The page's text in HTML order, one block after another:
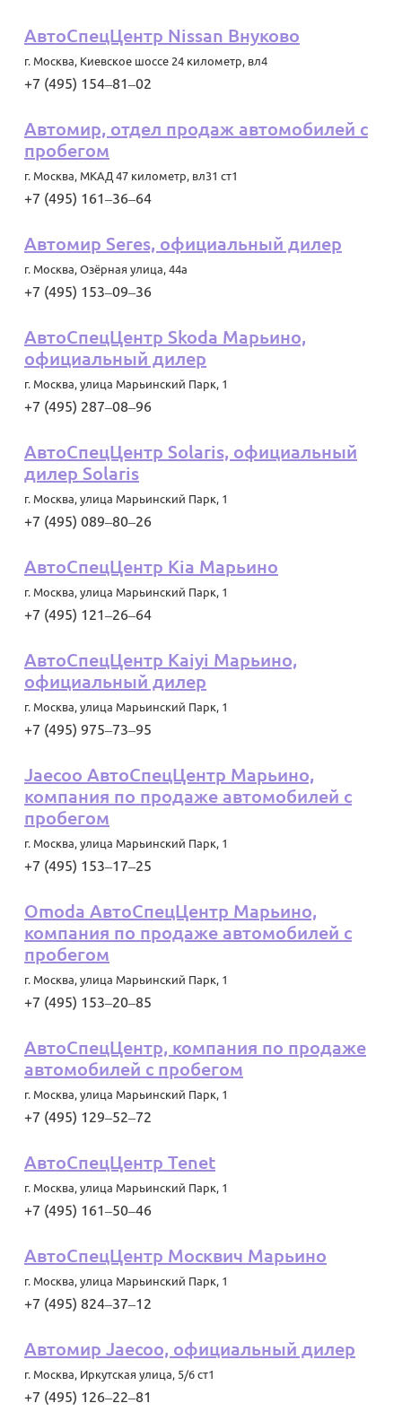
АвтоСпецЦентр Nissan Внуково
г. Москва, Киевское шоссе 24 километр, вл4
+7 (495) 154‒81‒02
Автомир, отдел продаж автомобилей с
пробегом
г. Москва, МКАД 47 километр, вл31 ст1
+7 (495) 161‒36‒64
Автомир Seres, официальный дилер
г. Москва, Озёрная улица, 44а
+7 (495) 153‒09‒36
АвтоСпецЦентр Skoda Марьино,
официальный дилер
г. Москва, улица Марьинский Парк, 1
+7 (495) 287‒08‒96
АвтоСпецЦентр Solaris, официальный
дилер Solaris
г. Москва, улица Марьинский Парк, 1
+7 (495) 089‒80‒26
АвтоСпецЦентр Kia Марьино
г. Москва, улица Марьинский Парк, 1
+7 (495) 121‒26‒64
АвтоСпецЦентр Kaiyi Марьино,
официальный дилер
г. Москва, улица Марьинский Парк, 1
+7 (495) 975‒73‒95
Jaecoo АвтоСпецЦентр Марьино,
компания по продаже автомобилей с
пробегом
г. Москва, улица Марьинский Парк, 1
+7 (495) 153‒17‒25
Omoda АвтоСпецЦентр Марьино,
компания по продаже автомобилей с
пробегом
г. Москва, улица Марьинский Парк, 1
+7 (495) 153‒20‒85
АвтоСпецЦентр, компания по продаже
автомобилей с пробегом
г. Москва, улица Марьинский Парк, 1
+7 (495) 129‒52‒72
АвтоСпецЦентр Tenet
г. Москва, улица Марьинский Парк, 1
+7 (495) 161‒50‒46
АвтоСпецЦентр Москвич Марьино
г. Москва, улица Марьинский Парк, 1
+7 (495) 824‒37‒12
Автомир Jaecoo, официальный дилер
г. Москва, Иркутская улица, 5/6 ст1
+7 (495) 126‒22‒81